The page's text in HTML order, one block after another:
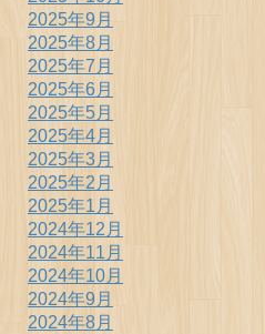
2025年9月
2025年8月
2025年7月
2025年6月
2025年5月
2025年4月
2025年3月
2025年2月
2025年1月
2024年12月
2024年11月
2024年10月
2024年9月
2024年8月